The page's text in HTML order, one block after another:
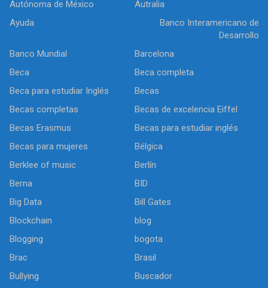
Autónoma de México
Autralia
Ayuda
Banco Interamericano de
Desarrollo
Banco Mundial
Barcelona
Beca
Beca completa
Beca para estudiar Inglés
Becas
Becas completas
Becas de excelencia Eiffel
Becas Erasmus
Becas para estudiar inglés
Becas para mujeres
Bélgica
Berklee of music
Berlín
Berna
BID
Big Data
Bill Gates
Blockchain
blog
Blogging
bogota
Brac
Brasil
Bullying
Buscador